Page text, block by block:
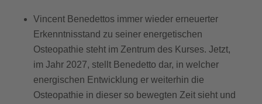
Vincent Benedettos immer wieder erneuerter
Erkenntnisstand zu seiner energetischen
Osteopathie steht im Zentrum des Kurses. Jetzt,
im Jahr 2027, stellt Benedetto dar, in welcher
energischen Entwicklung er weiterhin die
Osteopathie in dieser so bewegten Zeit sieht und